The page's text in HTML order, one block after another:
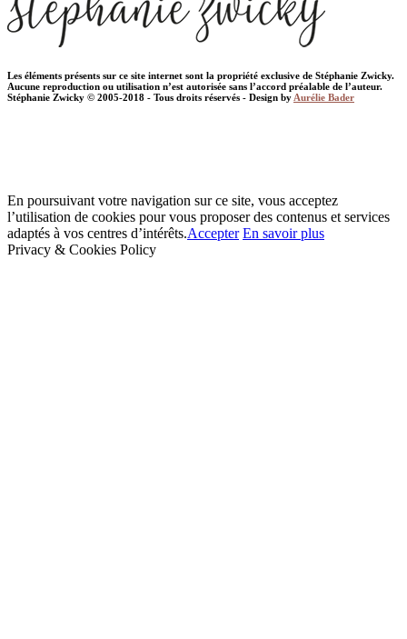
Les éléments présents sur ce site internet sont la propriété exclusive de Stéphanie Zwicky.
Aucune reproduction ou utilisation n’est autorisée sans l’accord préalable de l’auteur.
Stéphanie Zwicky © 2005-2018 - Tous droits réservés - Design by Aurélie Bader
En poursuivant votre navigation sur ce site, vous acceptez
l’utilisation de cookies pour vous proposer des contenus et services
adaptés à vos centres d’intérêts.Accepter En savoir plus
Privacy & Cookies Policy